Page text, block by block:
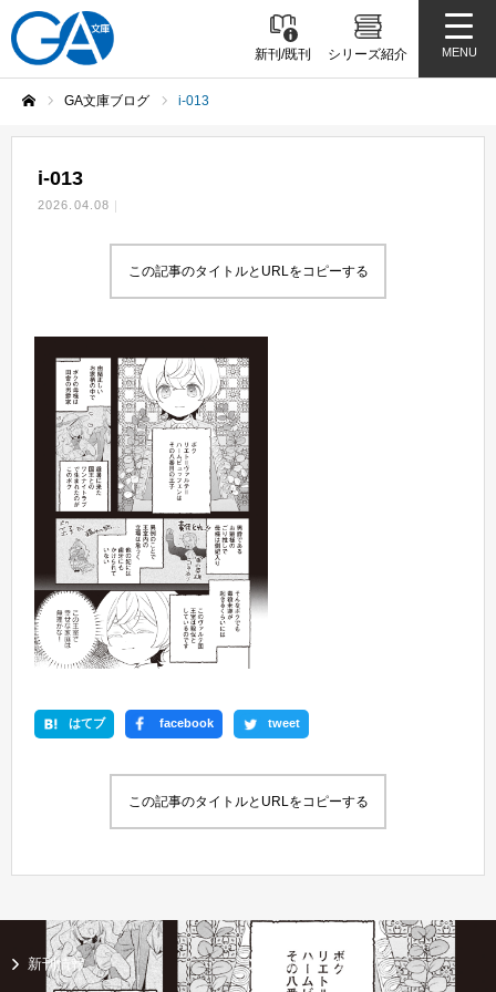
新刊/既刊 シリーズ紹介 MENU
GA文庫ブログ i-013
i-013
2026.04.08
この記事のタイトルとURLをコピーする
はてブ facebook tweet
この記事のタイトルとURLをコピーする
新刊情報 書籍情報一覧